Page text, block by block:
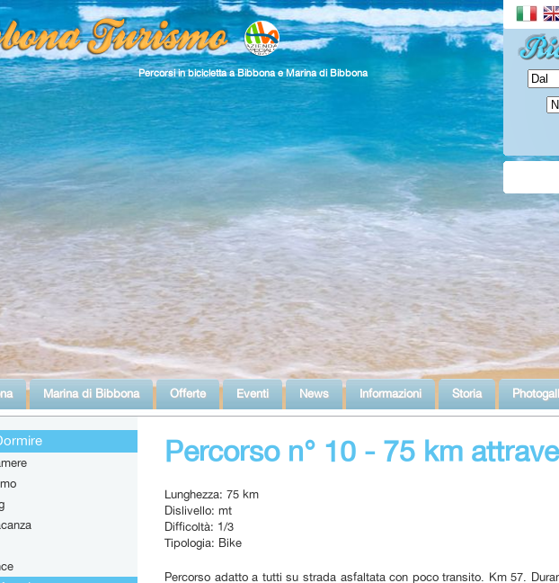
Percorsi in bicicletta a Bibbona e Marina di Bibbona
Marina di Bibbona Offerte Eventi News Informazioni Storia
Percorso n° 10 - 75 km
Lunghezza: 75 km
Dislivello: mt
Difficoltà: 1/3
Tipologia: Bike
Percorso adatto a tutti su strada asfaltata con poco transito. Km 57.